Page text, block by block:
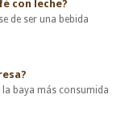
con leche?
de ser una bebida
baya más consumida